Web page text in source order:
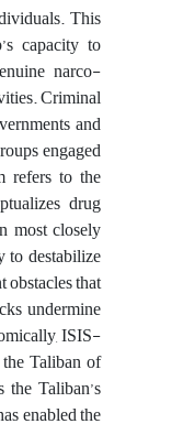
This
capacity to
narco-
Criminal
and
engaged
refers to the
drug
most closely
to destabilize
that
undermine
ISIS-
Taliban of
Taliban’s
enabled the